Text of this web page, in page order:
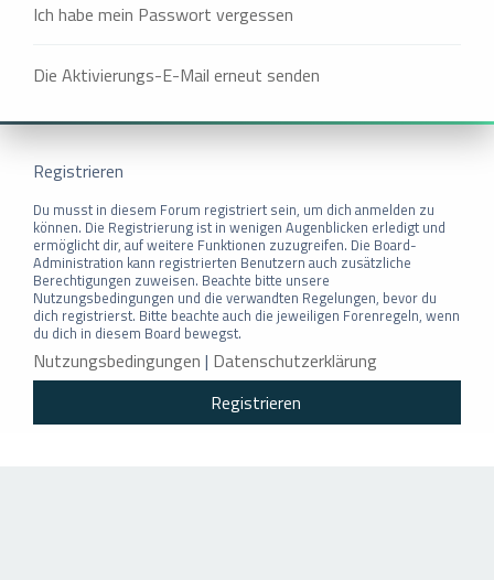
Ich habe mein Passwort vergessen
Die Aktivierungs-E-Mail erneut senden
Registrieren
Du musst in diesem Forum registriert sein, um dich anmelden zu
können. Die Registrierung ist in wenigen Augenblicken erledigt und
ermöglicht dir, auf weitere Funktionen zuzugreifen. Die Board-
Administration kann registrierten Benutzern auch zusätzliche
Berechtigungen zuweisen. Beachte bitte unsere
Nutzungsbedingungen und die verwandten Regelungen, bevor du
dich registrierst. Bitte beachte auch die jeweiligen Forenregeln, wenn
du dich in diesem Board bewegst.
Nutzungsbedingungen | Datenschutzerklärung
Registrieren